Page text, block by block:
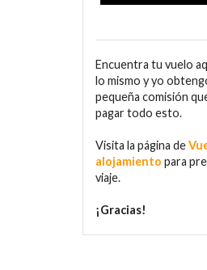
Encuentra tu vuelo
lo mismo y yo
pequeña comisión
pagar todo esto.
Visita la página de
alojamiento para
viaje.
¡Gracias!